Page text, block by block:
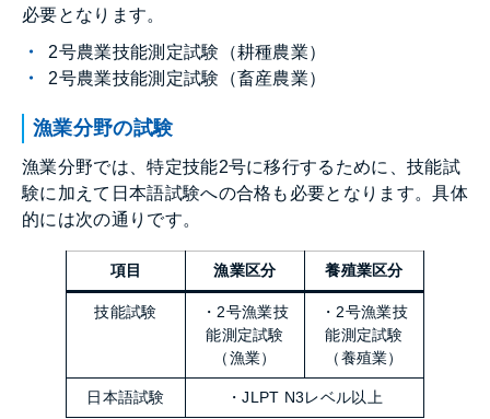
必要となります。
2号農業技能測定試験（耕種農業）
2号農業技能測定試験（畜産農業）
漁業分野の試験
漁業分野では、特定技能2号に移行するために、技能試
験に加えて日本語試験への合格も必要となります。具体
的には次の通りです。
項目 漁業区分 養殖業区分
技能試験
・2号漁業技
能測定試験
（漁業）
・2号漁業技
能測定試験
（養殖業）
日本語試験 ・JLPT N3レベル以上